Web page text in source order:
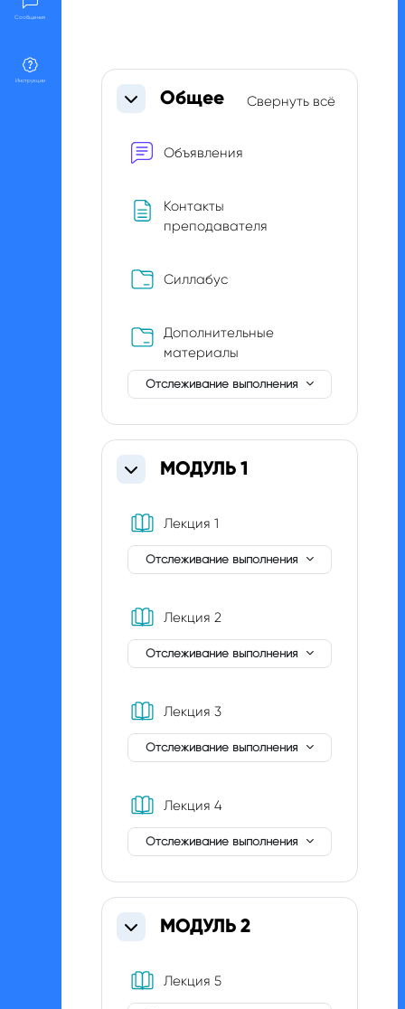
Сообщения
Инструкции Section outline
СвернутьОбщее Свернуть всё
Объявления
Контакты
преподавателя
СиллабусПапка
Дополнительные
материалы
Отслеживание выполнения
СвернутьМОДУЛЬ 1
Лекция 1
Отслеживание выполнения
Лекция 2
Отслеживание выполнения
Лекция 3Книга
Отслеживание выполнения
Лекция 4Книга
Отслеживание выполнения
СвернутьМОДУЛЬ 2
Лекция 5Книга